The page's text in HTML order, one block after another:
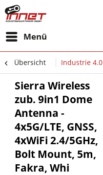
Menü
Übersicht Industrie 4.0
Sierra Wireless
zub. 9in1 Dome
Antenna -
4x5G/LTE, GNSS,
4xWiFi 2.4/5GHz,
Bolt Mount, 5m,
Fakra, Whi